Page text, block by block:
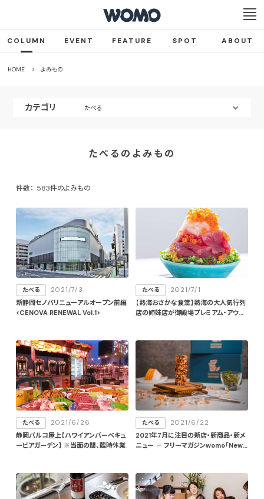
COLUMN EVENT FEATURE SPOT ABOUT
HOME よみもの
カテゴリ たべる
たべるのよみもの
件数： 583件のよみもの
たべる
2021/7/3
新静岡セノバリニューアルオープン前編
<CENOVA RENEWAL Vol.1>
たべる
2021/7/1
【熱海おさかな食堂】熱海の大人気行列
店の姉妹店が御殿場プレミアム・アウト
たべる
2021/6/26
静岡パルコ屋上【ハワイアンバーベキュ
ービアガーデン】 ※当面の間、臨時休業
たべる
2021/6/22
2021年7月に注目の新店・新商品・新メ
ニュー － フリーマガジンwomo「New